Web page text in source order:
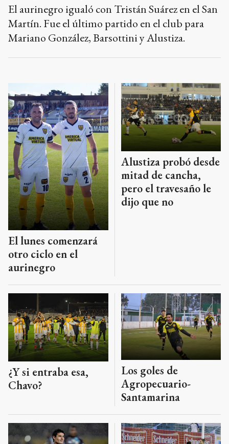
El aurinegro igualó con Tristán Suárez en el San
Martín. Fue el último partido en el club para
Mariano González, Barsottini y Alustiza.
El lunes comenzará
otro ciclo en el
aurinegro
Alustiza probó desde
mitad de cancha,
pero el travesaño le
dijo que no
¿Y si entraba esa,
Chavo?
Los goles de
Agropecuario-
Santamarina